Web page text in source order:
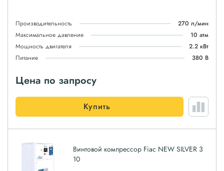
Производительность
270 л/мин
Максимальное давление
10 атм
Мощность двигателя
2.2 кВт
Питание
380 В
Цена по запросу
Купить
Винтовой компрессор Fiac NEW SILVER 3
10